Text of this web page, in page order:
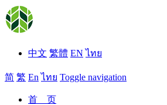
中文 繁體 EN ไทย
简 繁 En ไทย Toggle navigation
首 页